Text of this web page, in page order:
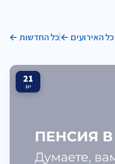
כל האירועים ←כל החדשות ←
21
יונ